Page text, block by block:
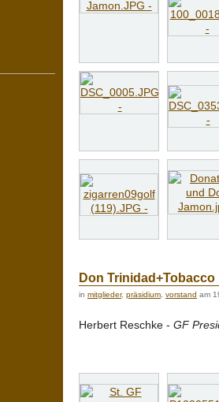
Don Trinidad+Tobacco
in mitglieder, präsidium vorstand am
Herbert Reschke - GF